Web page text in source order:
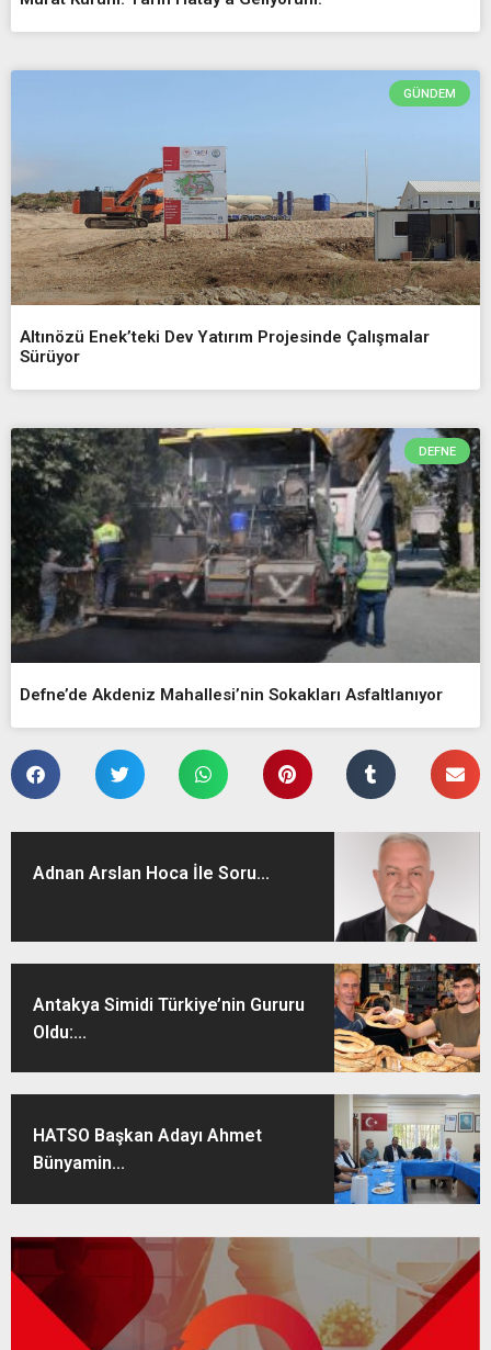
GÜNDEM
Altınözü Enek’teki Dev Yatırım Projesinde Çalışmalar
Sürüyor
DEFNE
Defne’de Akdeniz Mahallesi’nin Sokakları Asfaltlanıyor
Adnan Arslan Hoca İle Soru...
Antakya Simidi Türkiye’nin Gururu
Oldu:...
HATSO Başkan Adayı Ahmet
Bünyamin...